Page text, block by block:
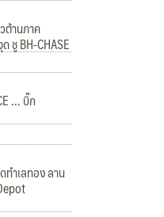
ต้านภาค
ชู BH-CHASE
… บิ๊ก
ทำเลทอง ลาน